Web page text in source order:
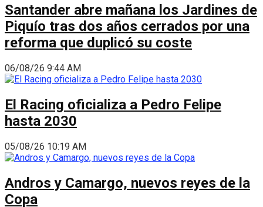
Santander abre mañana los Jardines de
Piquío tras dos años cerrados por una
reforma que duplicó su coste
06/08/26 9:44 AM
El Racing oficializa a Pedro Felipe
hasta 2030
05/08/26 10:19 AM
Andros y Camargo, nuevos reyes de la
Copa